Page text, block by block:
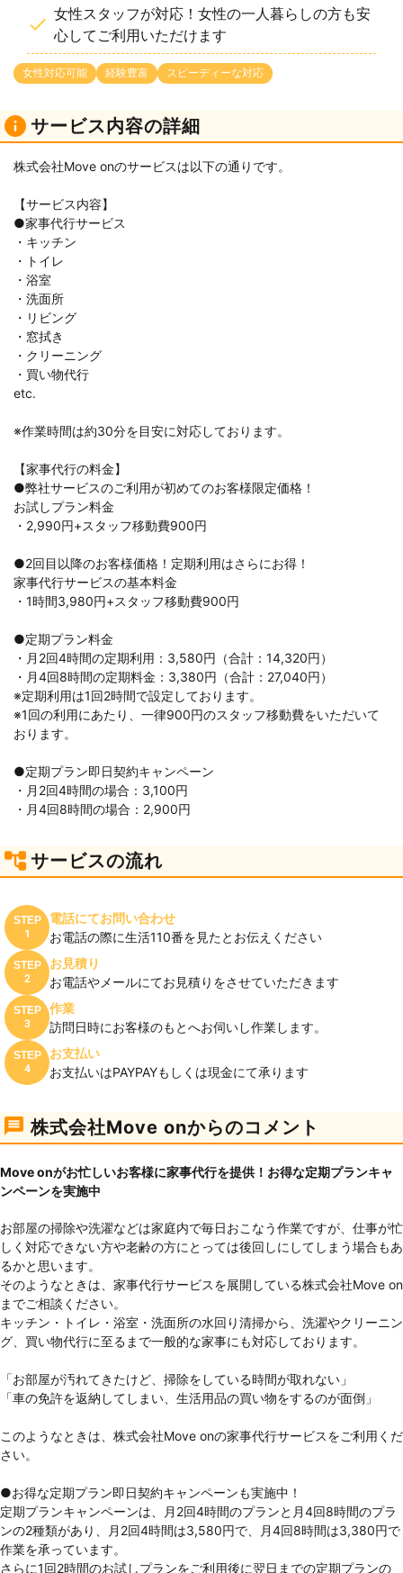
女性スタッフが対応！女性の一人暮らしの方も安
心してご利用いただけます
女性対応可能 経験豊富 スピーディーな対応
サービス内容の詳細
株式会社Move onのサービスは以下の通りです。
【サービス内容】
●家事代行サービス
・キッチン
・トイレ
・浴室
・洗面所
・リビング
・窓拭き
・クリーニング
・買い物代行
etc.
※作業時間は約30分を目安に対応しております。
【家事代行の料金】
●弊社サービスのご利用が初めてのお客様限定価格！
お試しプラン料金
・2,990円+スタッフ移動費900円
●2回目以降のお客様価格！定期利用はさらにお得！
家事代行サービスの基本料金
・1時間3,980円+スタッフ移動費900円
●定期プラン料金
・月2回4時間の定期利用：3,580円（合計：14,320円）
・月4回8時間の定期料金：3,380円（合計：27,040円）
※定期利用は1回2時間で設定しております。
※1回の利用にあたり、一律900円のスタッフ移動費をいただいて
おります。
●定期プラン即日契約キャンペーン
・月2回4時間の場合：3,100円
・月4回8時間の場合：2,900円
サービスの流れ
STEP
1
電話にてお問い合わせ
お電話の際に生活110番を見たとお伝えください
STEP
2
お見積り
お電話やメールにてお見積りをさせていただきます
STEP
3
作業
訪問日時にお客様のもとへお伺いし作業します。
STEP
4
お支払い
お支払いはPAYPAYもしくは現金にて承ります
株式会社Move onからのコメント
Move onがお忙しいお客様に家事代行を提供！お得な定期プランキャ
ンペーンを実施中
お部屋の掃除や洗濯などは家庭内で毎日おこなう作業ですが、仕事が忙
しく対応できない方や老齢の方にとっては後回しにしてしまう場合もあ
るかと思います。
そのようなときは、家事代行サービスを展開している株式会社Move on
までご相談ください。
キッチン・トイレ・浴室・洗面所の水回り清掃から、洗濯やクリーニン
グ、買い物代行に至るまで一般的な家事にも対応しております。
「お部屋が汚れてきたけど、掃除をしている時間が取れない」
「車の免許を返納してしまい、生活用品の買い物をするのが面倒」
このようなときは、株式会社Move onの家事代行サービスをご利用くだ
さい。
●お得な定期プラン即日契約キャンペーンも実施中！
定期プランキャンペーンは、月2回4時間のプランと月4回8時間のプラ
ンの2種類があり、月2回4時間は3,580円で、月4回8時間は3,380円で
作業を承っています。
さらに1回2時間のお試しプランをご利用後に翌日までの定期プランの